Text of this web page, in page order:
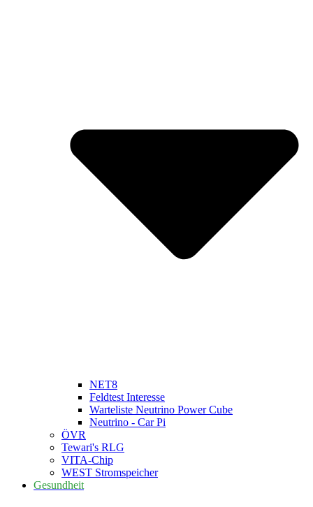
NET8
Feldtest Interesse
Warteliste Neutrino Power Cube
Neutrino - Car Pi
ÖVR
Tewari's RLG
VITA-Chip
WEST Stromspeicher
Gesundheit